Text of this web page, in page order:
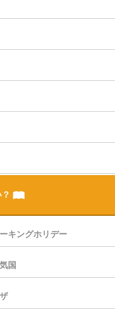
？
キングホリデー
国